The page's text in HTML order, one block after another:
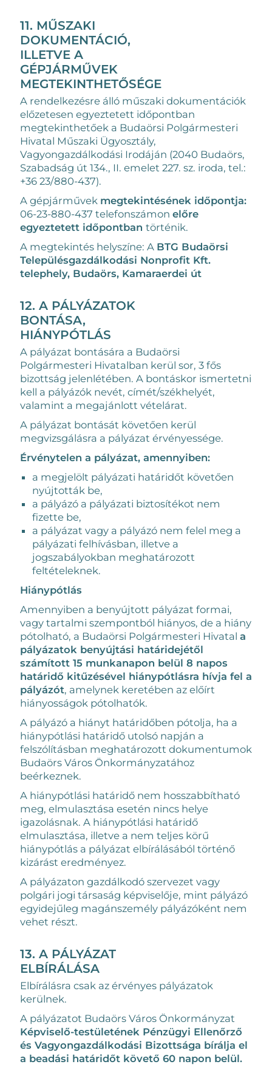
11. MŰSZAKI
DOKUMENTÁCIÓ,
ILLETVE A
GÉPJÁRMŰVEK
MEGTEKINTHETŐSÉGE
A rendelkezésre álló műszaki dokumentációk
előzetesen egyeztetett időpontban
megtekinthetőek a Budaörsi Polgármesteri
Hivatal Műszaki Ügyosztály,
Vagyongazdálkodási Irodáján (2040 Budaörs,
Szabadság út 134., II. emelet 227. sz. iroda, tel.:
+36 23/880-437).
A gépjárművek megtekintésének időpontja:
06-23-880-437 telefonszámon előre
egyeztetett időpontban történik.
A megtekintés helyszíne: A BTG Budaörsi
Településgazdálkodási Nonprofit Kft.
telephely, Budaörs, Kamaraerdei út
12. A PÁLYÁZATOK
BONTÁSA,
HIÁNYPÓTLÁS
A pályázat bontására a Budaörsi
Polgármesteri Hivatalban kerül sor, 3 fős
bizottság jelenlétében. A bontáskor ismertetni
kell a pályázók nevét, címét/székhelyét,
valamint a megajánlott vételárat.
A pályázat bontását követően kerül
megvizsgálásra a pályázat érvényessége.
Érvénytelen a pályázat, amennyiben:
a megjelölt pályázati határidőt követően
nyújtották be,
a pályázó a pályázati biztosítékot nem
fizette be,
a pályázat vagy a pályázó nem felel meg a
pályázati felhívásban, illetve a
jogszabályokban meghatározott
feltételeknek.
Hiánypótlás
Amennyiben a benyújtott pályázat formai,
vagy tartalmi szempontból hiányos, de a hiány
pótolható, a Budaörsi Polgármesteri Hivatal a
pályázatok benyújtási határidejétől
számított 15 munkanapon belül 8 napos
határidő kitűzésével hiánypótlásra hívja fel a
pályázót, amelynek keretében az előírt
hiányosságok pótolhatók.
A pályázó a hiányt határidőben pótolja, ha a
hiánypótlási határidő utolsó napján a
felszólításban meghatározott dokumentumok
Budaörs Város Önkormányzatához
beérkeznek.
A hiánypótlási határidő nem hosszabbítható
meg, elmulasztása esetén nincs helye
igazolásnak. A hiánypótlási határidő
elmulasztása, illetve a nem teljes körű
hiánypótlás a pályázat elbírálásából történő
kizárást eredményez.
A pályázaton gazdálkodó szervezet vagy
polgári jogi társaság képviselője, mint pályázó
egyidejűleg magánszemély pályázóként nem
vehet részt.
13. A PÁLYÁZAT
ELBÍRÁLÁSA
Elbírálásra csak az érvényes pályázatok
kerülnek.
A pályázatot Budaörs Város Önkormányzat
Képviselő-testületének Pénzügyi Ellenőrző
és Vagyongazdálkodási Bizottsága bírálja el
a beadási határidőt követő 60 napon belül.